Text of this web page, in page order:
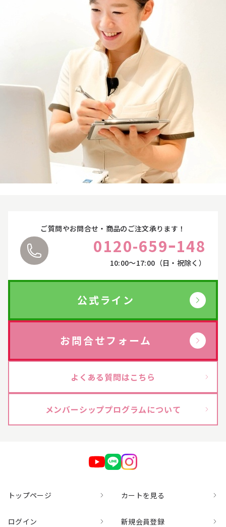
ライフスタイル・雑貨
オンラインカウンセリングについて
お悩みやご質問に丁寧にお応えいたします。
ご都合に合わせて、オンラインカウンセリングをご
利用ください。
詳しくはこちら
ご質問やお問合せ・商品のご注文承ります！
0120-659ｰ148
10:00〜17:00（日・祝除く）
公式ライン
お問合せフォーム
よくある質問はこちら
メンバーシッププログラムについて
トップページ カートを見る
ログイン 新規会員登録